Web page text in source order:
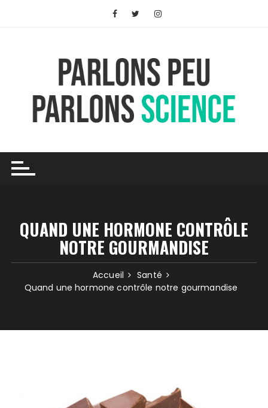
QUAND UNE HORMONE CONTRÔLE
NOTRE GOURMANDISE
Accueil
Santé
Quand une hormone contrôle notre gourmandise